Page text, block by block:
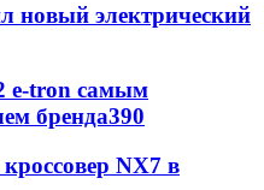
новый электрический
e-tron самым
бренда390
NX7 в